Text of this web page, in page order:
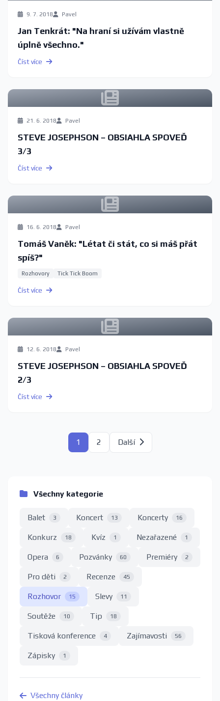
9. 7. 2018 Pavel
Jan Tenkrát: "Na hraní si užívám vlastně
úplně všechno."
Číst více
21. 6. 2018 Pavel
STEVE JOSEPHSON – OBSIAHLA SPOVEĎ
3/3
Číst více
16. 6. 2018 Pavel
Tomáš Vaněk: "Létat či stát, co si máš přát
spíš?"
Rozhovory Tick Tick Boom
Číst více
12. 6. 2018 Pavel
STEVE JOSEPHSON – OBSIAHLA SPOVEĎ
2/3
Číst více
1 2 Další
Všechny kategorie
Balet 3 Koncert 13 Koncerty 16
Konkurz 18 Kvíz 1 Nezařazené 1
Opera 6 Pozvánky 60 Premiéry 2
Pro děti 2 Recenze 45
Rozhovor 15 Slevy 11
Soutěže 10 Tip 18
Tisková konference 4 Zajímavosti 56
Zápisky 1
Všechny články